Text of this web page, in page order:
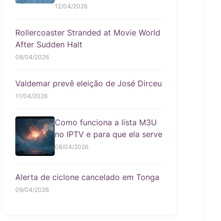
12/04/2026
Rollercoaster Stranded at Movie World
After Sudden Halt
08/04/2026
Valdemar prevê eleição de José Dirceu
11/04/2026
Como funciona a lista M3U
no IPTV e para que ela serve
08/04/2026
Alerta de ciclone cancelado em Tonga
09/04/2026